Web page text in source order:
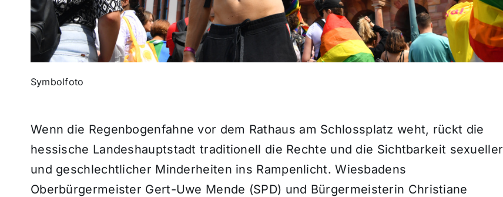
Symbolfoto
Wenn die Regenbogenfahne vor dem Rathaus am Schlossplatz weht, rückt die
hessische Landeshauptstadt traditionell die Rechte und die Sichtbarkeit sexueller
und geschlechtlicher Minderheiten ins Rampenlicht. Wiesbadens
Oberbürgermeister Gert-Uwe Mende (SPD) und Bürgermeisterin Christiane